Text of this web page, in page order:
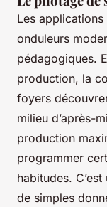
Les
onduleurs
pédagogiques.
production, la
foyers
milieu d’après-
production
programmer
habitudes.
de simples